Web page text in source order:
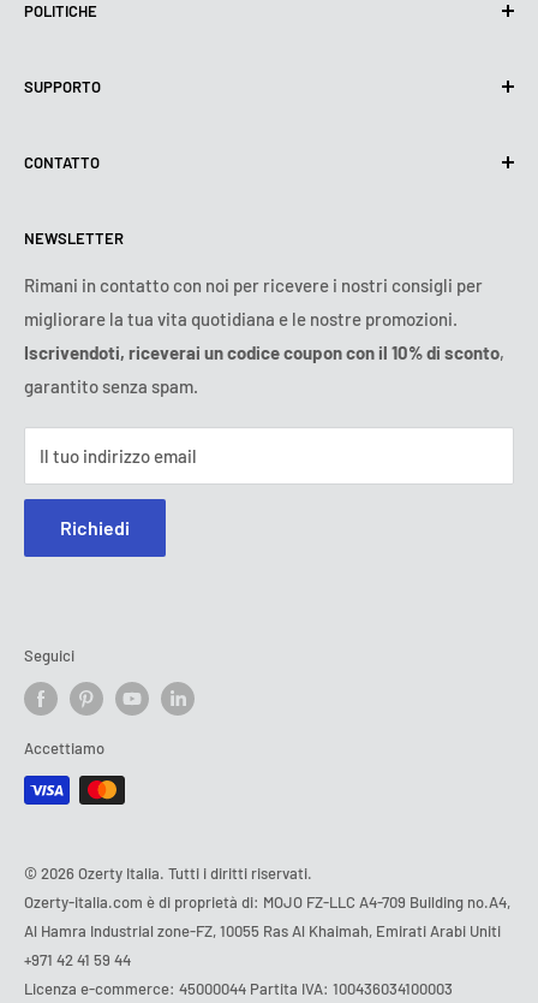
POLITICHE
Utilizzo dei cookie (GDPR)
Politica di spedizione
Condizioni di pagamento
T&C dell'abbonamento
SUPPORTO
Contattateci
Avviso legale
FAQ
Risoluzione online delle controversie
CONTATTO
Martedì:9:00 - 18:00
Mercoledì:
9:00 - 18:00
Giovedì:
9:00 - 18:00
Venerdì:
9:00 - 18:00
Sabato - Domenica:
E-mail: contatto@ozerty-italia.com
NEWSLETTER
Rimani in contatto con noi per ricevere i nostri consigli per
migliorare la tua vita quotidiana e le nostre promozioni.
Iscrivendoti, riceverai un codice coupon con il 10% di sconto,
garantito senza spam.
Il tuo indirizzo email
Richiedi
Seguici
Accettiamo
© 2026 Ozerty Italia. Tutti i diritti riservati.
Ozerty-italia.com è di proprietà di: MOJO FZ-LLC A4-709 Building no.A4,
Al Hamra Industrial zone-FZ, 10055 Ras Al Khaimah, Emirati Arabi Uniti
+971 42 41 59 44
Licenza e-commerce: 45000044 Partita IVA: 100436034100003